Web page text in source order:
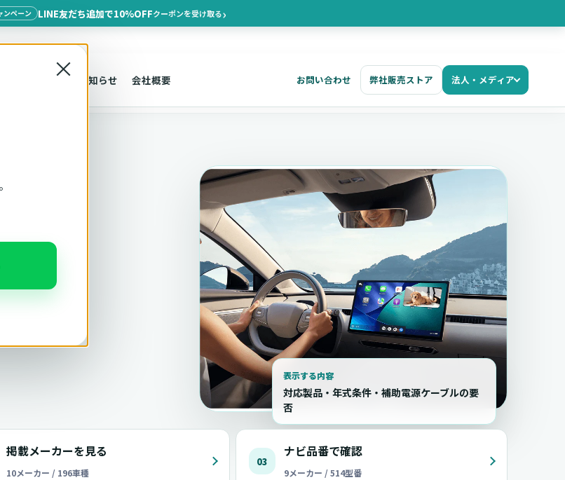
ンペーン LINE友だち追加で10%OFFクーポンを受け取る
×
サポート お知らせ 会社概要 お問い合わせ 弊社販売ストア
法人・メディア
認
ージ
ままご
表示する内容
対応製品・年式条件・補助電源ケーブルの要
否
掲載メーカーを見る
10メーカー / 196車種
03
ナビ品番で確認
9メーカー / 514型番